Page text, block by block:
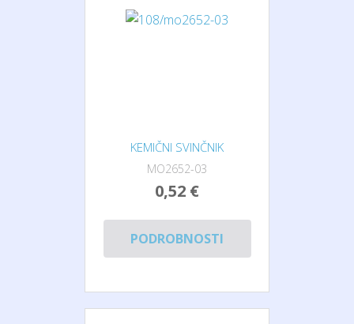
KEMIČNI SVINČNIK
MO2652-03
0,52 €
PODROBNOSTI